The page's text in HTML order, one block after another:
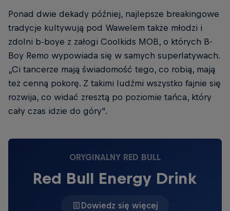
Ponad dwie dekady później, najlepsze breakingowe
tradycje kultywują pod Wawelem także młodzi i
zdolni b-boye z załogi Coolkids MOB, o których B-
Boy Remo wypowiada się w samych superlatywach.
„Ci tancerze mają świadomość tego, co robią, mają
też cenną pokorę. Z takimi ludźmi wszystko fajnie się
rozwija, co widać zresztą po poziomie tańca, który
cały czas idzie do góry".
ORYGINALNY RED BULL
Red Bull Energy Drink
Dowiedz się więcej